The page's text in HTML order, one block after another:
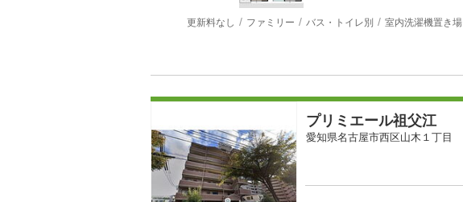
更新料なし ファミリー バス・トイレ別 室内洗濯機置き場
プリミエール祖父江
愛知県名古屋市西区山木１丁目